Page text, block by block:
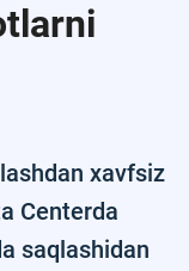
xavfsiz
Centerda
saqlashidan